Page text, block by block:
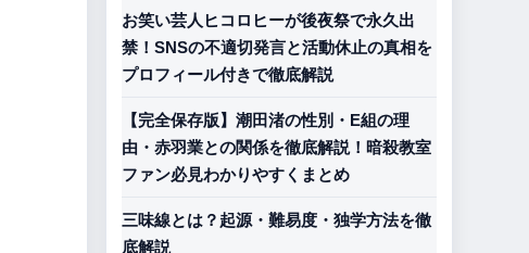
お笑い芸人ヒコロヒーが後夜祭で永久出
禁！SNSの不適切発言と活動休止の真相を
プロフィール付きで徹底解説
【完全保存版】潮田渚の性別・E組の理
由・赤羽業との関係を徹底解説！暗殺教室
ファン必見わかりやすくまとめ
三味線とは？起源・難易度・独学方法を徹
底解説